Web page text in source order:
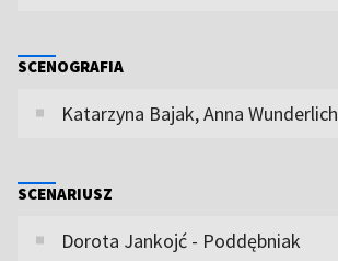
SCENOGRAFIA
Katarzyna Bajak, Anna Wunderlich
SCENARIUSZ
Dorota Jankojć - Poddębniak